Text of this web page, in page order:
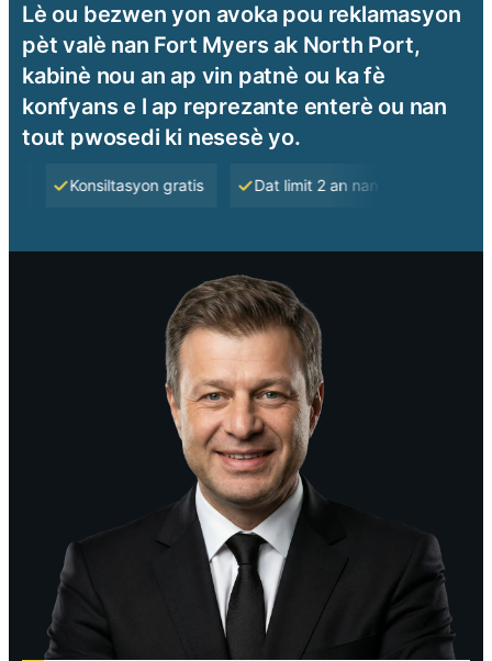
Lè ou bezwen yon avoka pou reklamasyon
pèt valè nan Fort Myers ak North Port,
kabinè nou an ap vin patnè ou ka fè
konfyans e l ap reprezante enterè ou nan
tout pwosedi ki nesesè yo.
Konsiltasyon gratis Dat limit 2 an nan Florid